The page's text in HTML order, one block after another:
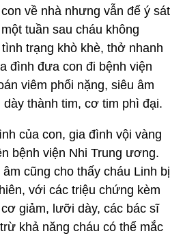
về nhà nhưng vẫn để ý sát
tuần sau cháu không
trạng khò khè, thở nhanh
đình đưa con đi bệnh viện
viêm phổi nặng, siêu âm
thành tim, cơ tim phì đại.
của con, gia đình vội vàng
bệnh viện Nhi Trung ương.
cũng cho thấy cháu Linh bị
với các triệu chứng kèm
giảm, lưỡi dày, các bác sĩ
khả năng cháu có thể mắc